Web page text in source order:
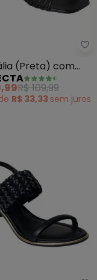
Moleca
(Preta) com
R$ 109,99
R$ 33,33 sem juros